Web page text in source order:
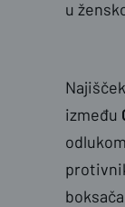
u
između